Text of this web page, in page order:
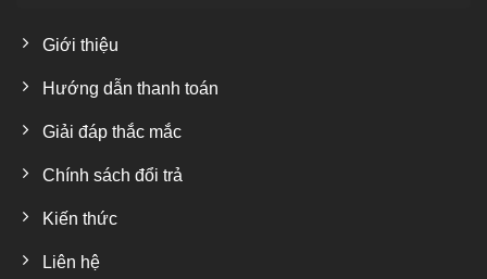
Giới thiệu
Hướng dẫn thanh toán
Giải đáp thắc mắc
Chính sách đổi trả
Kiến thức
Liên hệ